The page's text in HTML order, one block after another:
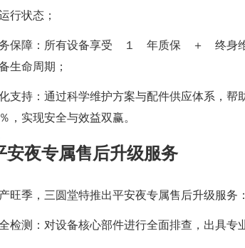
行状态；
保障：所有设备享受 １ 年质保 ＋ 终身维
生命周期；
支持：通过科学维护方案与配件供应体系，
，实现安全与效益双赢。
安夜专属售后升级服务
旺季，三圆堂特推出平安夜专属售后升级服务：
检测：对设备核心部件进行全面排查，出具专